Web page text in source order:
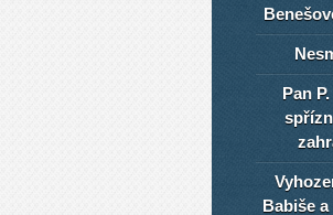
Pan
Babiše